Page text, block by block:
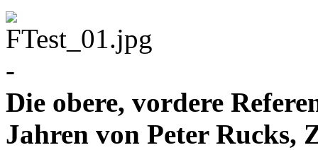
-
Die obere, vordere
Jahren von Peter